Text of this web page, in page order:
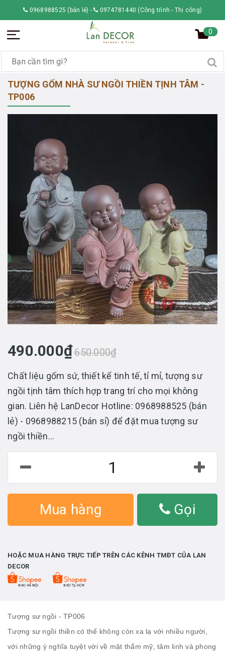
0968988525 (bán lẻ) - 0974781440 (Công trình - Thi công)
0
TƯỢNG GỐM NHÀ SƯ NGỒI THIỀN TỊNH TÂM -
TP006
490.000₫650.000₫
Chất liệu gốm sứ, thiết kế tinh tế, tỉ mỉ, tượng sư
ngồi tịnh tâm thích hợp trang trí cho mọi không
gian. Liên hệ LanDecor Hotline: 0968988525 (bán
lẻ) - 0968988215 (bán sỉ) để đặt mua tượng sư
ngồi thiền...
Mua hàng Gọi
HOẶC MUA HÀNG TRỰC TIẾP TRÊN CÁC KÊNH TMĐT CỦA LAN
DECOR
Tượng sư ngồi - TP006
Tượng sư ngồi thiền có thể không còn xa lạ với nhiều người,
với những ý nghĩa tuyệt vời về mặt thẩm mỹ, tâm linh và phong